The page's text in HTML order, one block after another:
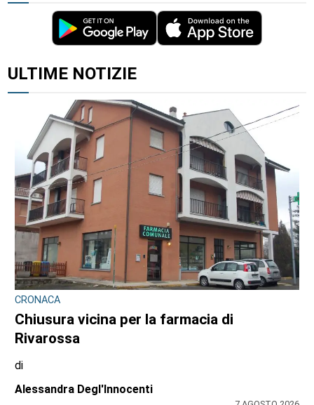
ULTIME NOTIZIE
CRONACA
Chiusura vicina per la farmacia di
Rivarossa
di
Alessandra Degl'Innocenti